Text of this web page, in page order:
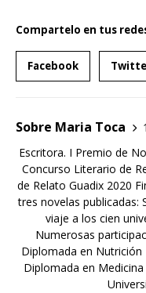
Compartelo en tus
Facebook
Sobre Maria Toca
Escritora. I Premio de
Concurso Literario de
de Relato Guadix 2020
tres novelas publicadas:
viaje a los cien
Numerosas
Diplomada en Nutrición
Diplomada en